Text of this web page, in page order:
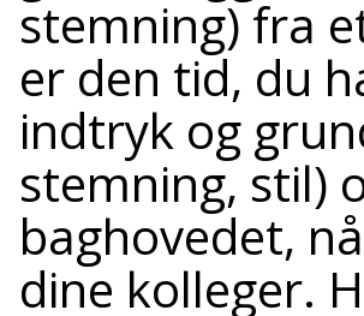
stemning) fra
er den tid, du
indtryk og
stemning, stil)
baghovedet,
dine kolleger.